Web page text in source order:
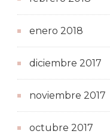
enero 2018
diciembre 2017
noviembre 2017
octubre 2017